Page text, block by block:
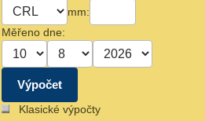
mm:
Měřeno dne:
Klasické výpočty